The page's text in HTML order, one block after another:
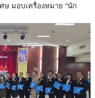
มอบเครื่องหมาย “นัก